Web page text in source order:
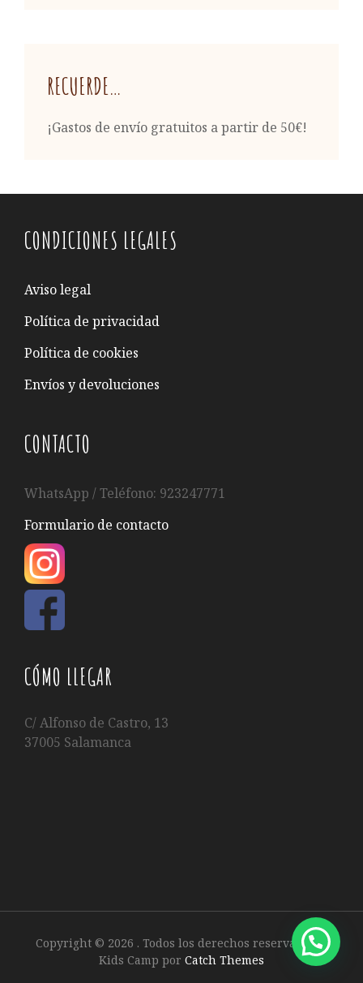
RECUERDE…
¡Gastos de envío gratuitos a partir de 50€!
CONDICIONES LEGALES
Aviso legal
Política de privacidad
Política de cookies
Envíos y devoluciones
CONTACTO
WhatsApp / Teléfono: 923247771
Formulario de contacto
CÓMO LLEGAR
C/ Alfonso de Castro, 13
37005 Salamanca
Copyright © 2026 . Todos los derechos reservados.|
Kids Camp por Catch Themes